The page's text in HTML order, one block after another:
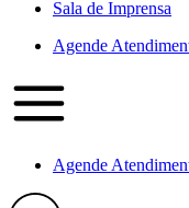
Sala de Imprensa
Agende
Agende